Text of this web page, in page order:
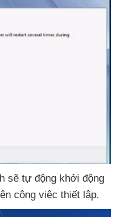
sẽ tự động khởi động
công việc thiết lập.